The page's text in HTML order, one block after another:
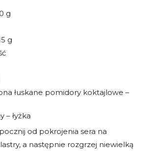
g
g
łuskane pomidory koktajlowe –
– łyżka
od pokrojenia sera na
a następnie rozgrzej niewielką